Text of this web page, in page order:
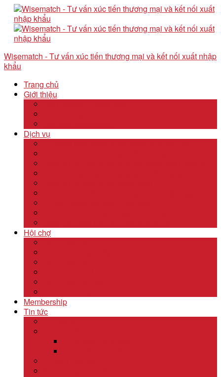
Wisematch - Tư vấn xúc tiến thương mại và kết nối xuất nhập
khẩu
Trang chủ
Giới thiệu
Dịch vụ
Hội chợ
Membership
Tin tức